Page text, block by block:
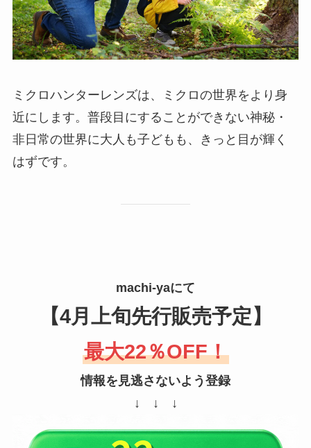
ミクロハンターレンズは、ミクロの世界をより身
近にします。普段目にすることができない神秘・
非日常の世界に大人も子どもも、きっと目が輝く
はずです。
machi-yaにて
【4月上旬先行販売予定】
最大22％OFF！
情報を見逃さないよう登録
↓ ↓ ↓